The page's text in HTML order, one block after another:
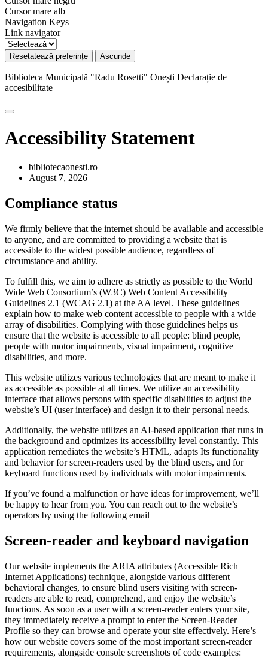
Cursor mare alb
Navigation Keys
Link navigator
Resetatează preferințe Ascunde
Biblioteca Municipală "Radu Rosetti" Onești Declarație de
accesibilitate
Accessibility Statement
bibliotecaonesti.ro
August 7, 2026
Compliance status
We firmly believe that the internet should be available and accessible
to anyone, and are committed to providing a website that is
accessible to the widest possible audience, regardless of
circumstance and ability.
To fulfill this, we aim to adhere as strictly as possible to the World
Wide Web Consortium’s (W3C) Web Content Accessibility
Guidelines 2.1 (WCAG 2.1) at the AA level. These guidelines
explain how to make web content accessible to people with a wide
array of disabilities. Complying with those guidelines helps us
ensure that the website is accessible to all people: blind people,
people with motor impairments, visual impairment, cognitive
disabilities, and more.
This website utilizes various technologies that are meant to make it
as accessible as possible at all times. We utilize an accessibility
interface that allows persons with specific disabilities to adjust the
website’s UI (user interface) and design it to their personal needs.
Additionally, the website utilizes an AI-based application that runs in
the background and optimizes its accessibility level constantly. This
application remediates the website’s HTML, adapts Its functionality
and behavior for screen-readers used by the blind users, and for
keyboard functions used by individuals with motor impairments.
If you’ve found a malfunction or have ideas for improvement, we’ll
be happy to hear from you. You can reach out to the website’s
operators by using the following email
Screen-reader and keyboard navigation
Our website implements the ARIA attributes (Accessible Rich
Internet Applications) technique, alongside various different
behavioral changes, to ensure blind users visiting with screen-
readers are able to read, comprehend, and enjoy the website’s
functions. As soon as a user with a screen-reader enters your site,
they immediately receive a prompt to enter the Screen-Reader
Profile so they can browse and operate your site effectively. Here’s
how our website covers some of the most important screen-reader
requirements, alongside console screenshots of code examples: